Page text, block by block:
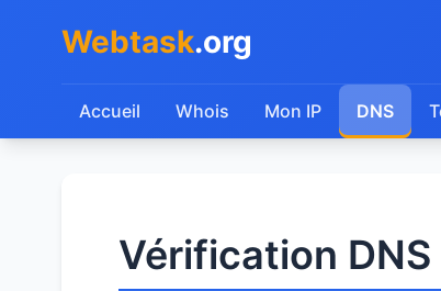
Webtask.org
Accueil Whois Mon IP DNS
Vérification